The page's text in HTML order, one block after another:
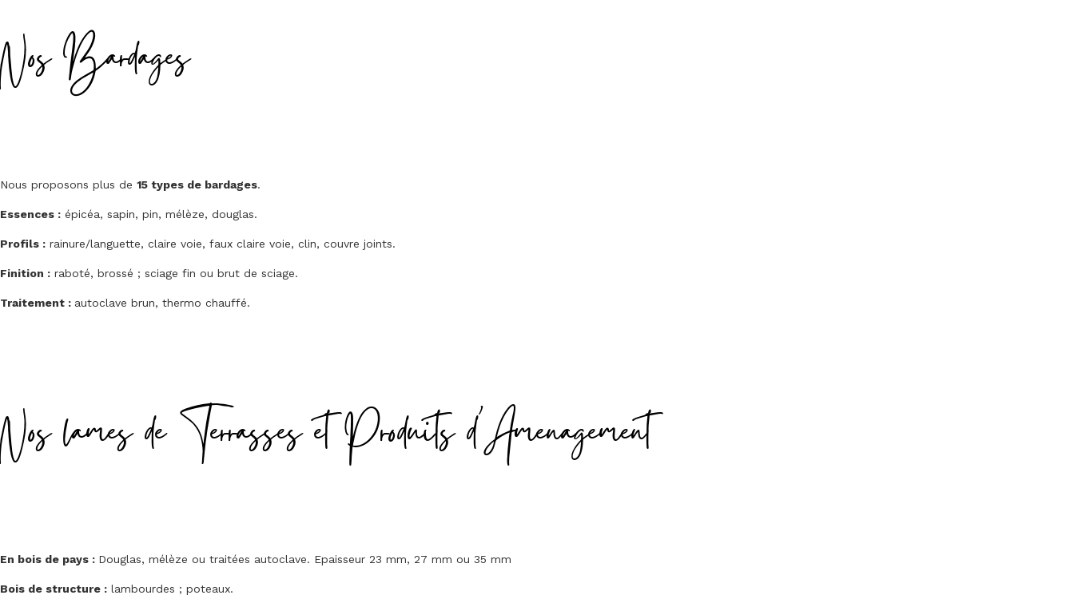
Nos Bardages
Nous proposons plus de 15 types de bardages.
Essences : épicéa, sapin, pin, mélèze, douglas.
Profils : rainure/languette, claire voie, faux claire voie, clin, couvre joints.
Finition : raboté, brossé ; sciage fin ou brut de sciage.
Traitement : autoclave brun, thermo chauffé.
Nos lames de Terrasses et Produits d'Amenagement
En bois de pays : Douglas, mélèze ou traitées autoclave. Epaisseur 23 mm, 27 mm ou 35 mm
Bois de structure : lambourdes ; poteaux.